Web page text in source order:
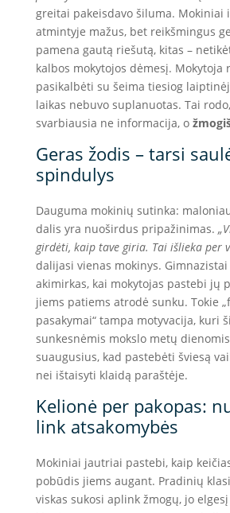
greitai pakeisdavo šiluma. Mokiniai
atmintyje mažus, bet reikšmingus
pamena gautą riešutą, kitas –
kalbos mokytojos dėmesį. Mokytoja
pasikalbėti su šeima tiesiog
laikas nebuvo suplanuotas. Tai
svarbiausia ne informacija, o
Geras žodis – tarsi
spindulys
Dauguma mokinių sutinka:
dalis yra nuoširdus pripažinimas.
girdėti, kaip tave giria. Tai išlieka per
dalijasi vienas mokinys.
akimirkas, kai mokytojas pastebi jų
jiems patiems atrodė sunku. Tokie
pasakymai“ tampa motyvacija, kuri
sunkesnėmis mokslo metų
suaugusius, kad pastebėti šviesą
nei ištaisyti klaidą paraštėje.
Kelionė per pakopas:
link atsakomybės
Mokiniai jautriai pastebi, kaip
pobūdis jiems augant. Pradinių
viskas sukosi aplink žmogų, jo